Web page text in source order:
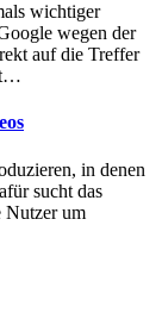
wichtiger
wegen der
auf die Treffer
in denen
sucht das
Nutzer um